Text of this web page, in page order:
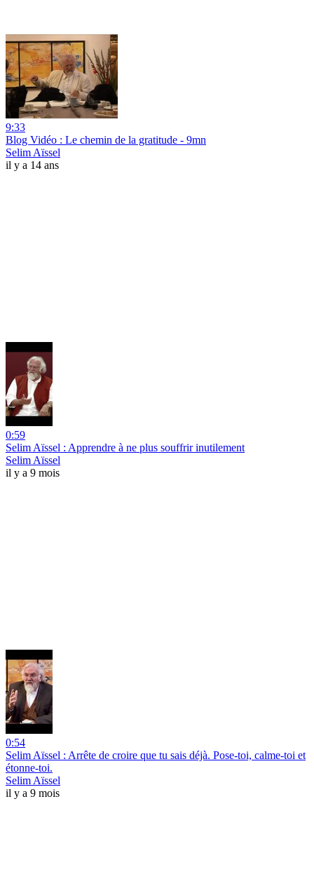
9:33
Blog Vidéo : Le chemin de la gratitude - 9mn
Selim Aïssel
il y a 14 ans
0:59
Selim Aïssel : Apprendre à ne plus souffrir inutilement
Selim Aïssel
il y a 9 mois
0:54
Selim Aïssel : Arrête de croire que tu sais déjà. Pose-toi, calme-toi et
étonne-toi.
Selim Aïssel
il y a 9 mois